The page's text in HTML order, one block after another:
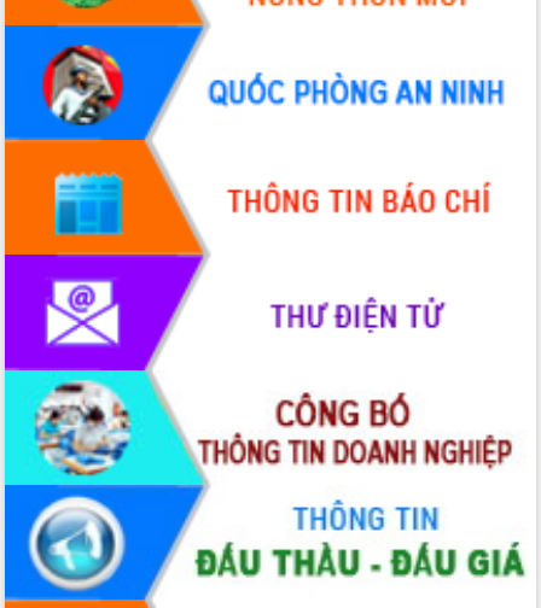
Khơi thông điểm nghẽn, đẩy nhanh
giải ngân vốn khắc phục thiên tai
HĐND tỉnh thông qua điều chỉnh Quy
hoạch tỉnh thời kỳ 2021-2030
Hội thảo góp ý hồ sơ điều chỉnh quy
hoạch tỉnh Đắk Lắk thời kỳ 2021-2030,
tầm nhìn đến năm 2050
Nâng cao hiệu quả hoạt động của các
doanh nghiệp nhà nước
Hội nghị triển khai kết nối mạng
truyền số liệu chuyên dùng phục vụ cơ
quan Đảng, Nhà nước
Lễ phát động chuỗi hoạt động chung
tay làm sạch môi trường
Xã Ea Kar bước chuyển mình trong
công tác cải cách hành chính mô hình
mới
UBND tỉnh họp báo định kỳ tháng 4
năm 2026
Hội thảo khoa học “Giải pháp thúc đẩy
phát triển nền kinh tế xanh tại tỉnh
Đắk Lắk”